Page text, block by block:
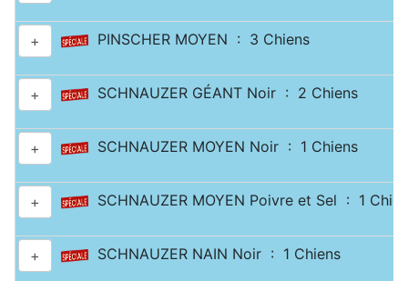
+ PINSCHER MOYEN : 3 Chiens
+ SCHNAUZER GÉANT Noir : 2 Chiens
+ SCHNAUZER MOYEN Noir : 1 Chiens
+ SCHNAUZER MOYEN Poivre et Sel : 1
+ SCHNAUZER NAIN Noir : 1 Chiens